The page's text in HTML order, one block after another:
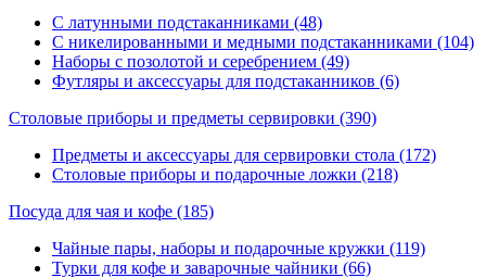
С латунными подстаканниками (48)
С никелированными и медными подстаканниками (104)
Наборы с позолотой и серебрением (49)
Футляры и аксессуары для подстаканников (6)
Столовые приборы и предметы сервировки (390)
Предметы и аксессуары для сервировки стола (172)
Столовые приборы и подарочные ложки (218)
Посуда для чая и кофе (185)
Чайные пары, наборы и подарочные кружки (119)
Турки для кофе и заварочные чайники (66)